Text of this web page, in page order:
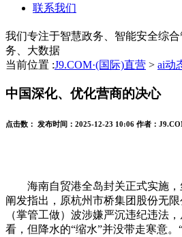
联系我们
我们专注于智慧政务、智能安全综
务、大数据
当前位置 :J9.COM·(国际)直营 > ai动
中国深化、优化营商的决心
点击数： 发布时间： 2025-12-23 10:06 作者：
海南自贸港全岛封关正式实施，
阐发指出，原杭州市桥集团股份无
（掌管工做）波涉嫌严沉违纪违法
看，但降水的“缩水”并没带走寒意